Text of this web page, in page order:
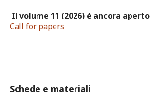
Il volume 11 (2026) è ancora aperto
Call for papers
Schede e materiali